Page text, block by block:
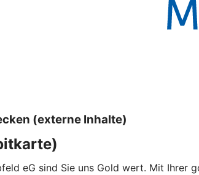
(externe Inhalte)
eG sind Sie uns Gold wert. Mit